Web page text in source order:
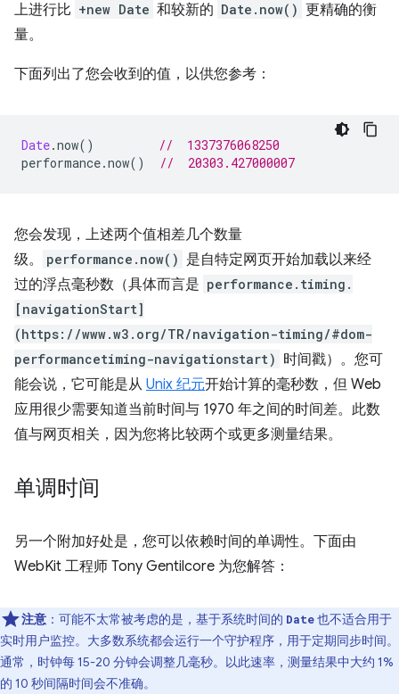
上进行比 +new Date 和较新的 Date.now() 更精确的衡
量。
下面列出了您会收到的值，以供您参考：
Date.now()
//  1337376068250
performance.now() //  20303.427000007
您会发现，上述两个值相差几个数量
级。
performance.now() 是自特定网页开始加载以来经
过的浮点毫秒数（具体而言是 performance.timing.
[navigationStart]
(https://www.w3.org/TR/navigation-timing/#dom-
performancetiming-navigationstart) 时间戳）。您可
能会说，它可能是从 Unix 纪元开始计算的毫秒数，但 Web
应用很少需要知道当前时间与 1970 年之间的时间差。此数
值与网页相关，因为您将比较两个或更多测量结果。
单调时间
另一个附加好处是，您可以依赖时间的单调性。下面由
WebKit 工程师 Tony Gentilcore 为您解答：
注意 ：可能不太常被考虑的是，基于系统时间的 Date也不适合用于
实时用户监控。大多数系统都会运行一个守护程序，用于定期同步时间。
通常，时钟每 15-20 分钟会调整几毫秒。以此速率，测量结果中大约 1%
的 10 秒间隔时间会不准确。